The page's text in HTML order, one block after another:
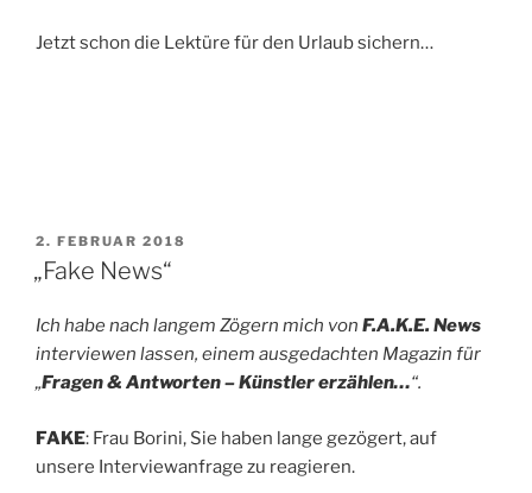
Jetzt schon die Lektüre für den Urlaub sichern…
VERÖFFENTLICHT
AM
2. FEBRUAR 2018
„Fake News“
Ich habe nach langem Zögern mich von F.A.K.E. News
interviewen lassen, einem ausgedachten Magazin für
„Fragen & Antworten – Künstler erzählen…“.
FAKE: Frau Borini, Sie haben lange gezögert, auf
unsere Interviewanfrage zu reagieren.